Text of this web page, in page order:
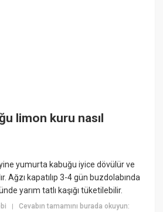
limon kuru nasıl
yumurta kabuğu iyice dövülür ve
Ağzı kapatılıp 3-4 gün buzdolabında
yarım tatlı kaşığı tüketilebilir.
|Cevabın tamamını burada okuyun: